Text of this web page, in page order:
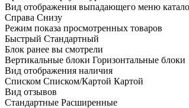
Вид отображения выпадающего меню
Справа Снизу
Режим показа просмотренных товаров
Быстрый Стандартный
Блок ранее вы смотрели
Вертикальные блоки Горизонтальные блоки
Вид отображения наличия
Списком Списком/Картой Картой
Вид отзывов
Стандартные Расширенные